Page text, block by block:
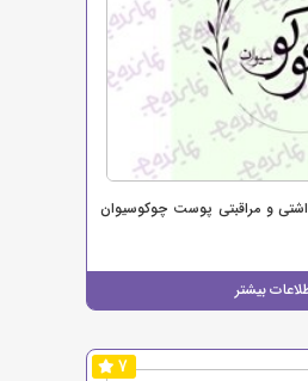
و مراقبتی پوست چوکوسیوان
بیشتر
7